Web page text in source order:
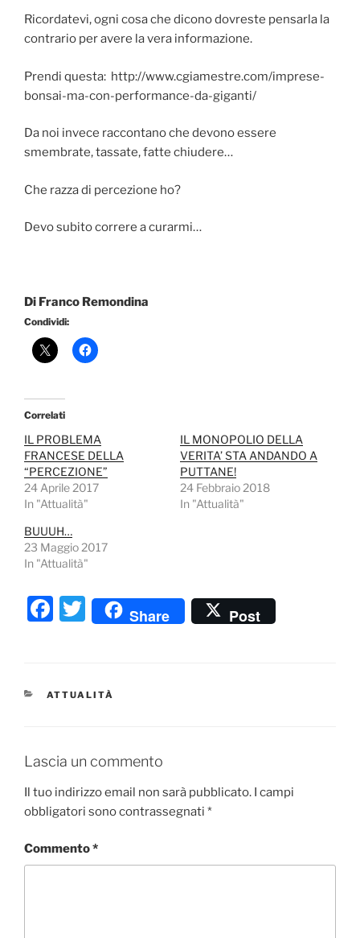
Ricordatevi, ogni cosa che dicono dovreste pensarla la
contrario per avere la vera informazione.
Prendi questa: http://www.cgiamestre.com/imprese-
bonsai-ma-con-performance-da-giganti/
Da noi invece raccontano che devono essere
smembrate, tassate, fatte chiudere…
Che razza di percezione ho?
Devo subito correre a curarmi…
Di Franco Remondina
Condividi:
Correlati
IL PROBLEMA
FRANCESE DELLA
“PERCEZIONE”
24 Aprile 2017
In "Attualità"
IL MONOPOLIO DELLA
VERITA’ STA ANDANDO A
PUTTANE!
24 Febbraio 2018
In "Attualità"
BUUUH…
23 Maggio 2017
In "Attualità"
F
e
o
k
T
w
er
Share Post
CATEGORIE
ATTUALITÀ
Lascia un commento
Il tuo indirizzo email non sarà pubblicato. I campi
obbligatori sono contrassegnati *
Commento*